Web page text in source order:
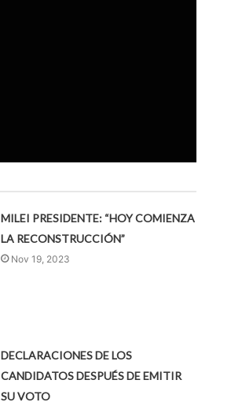
MILEI PRESIDENTE: “HOY COMIENZA
LA RECONSTRUCCIÓN”
Nov 19, 2023
DECLARACIONES DE LOS
CANDIDATOS DESPUÉS DE EMITIR
SU VOTO